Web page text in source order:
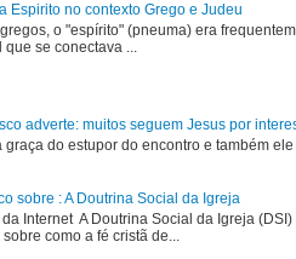
Espirito no contexto Grego e Judeu
o "espírito" (pneuma) era
se conectava ...
adverte: muitos seguem Jesus por
graça do estupor do encontro e também
sobre : A Doutrina Social da Igreja
da Internet A Doutrina Social da Igreja
como a fé cristã de...